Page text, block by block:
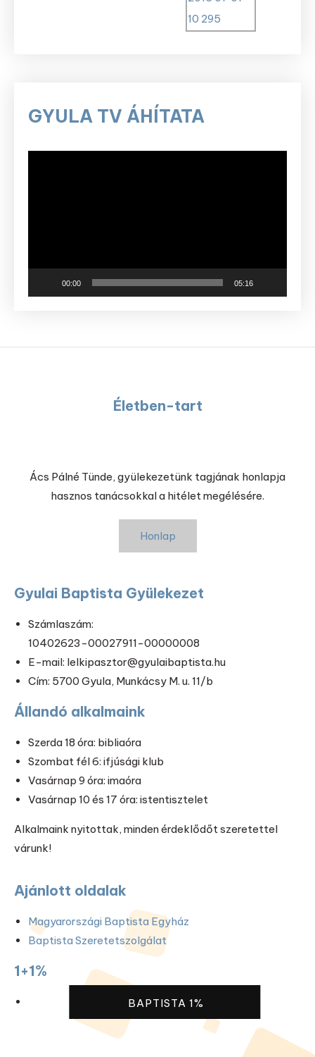
GYULA TV ÁHÍTATA
00:00 05:16
Életben-tart
Ács Pálné Tünde, gyülekezetünk tagjának honlapja
hasznos tanácsokkal a hitélet megélésére.
Honlap
Gyulai Baptista Gyülekezet
Számlaszám:
10402623-00027911-00000008
E-mail: lelkipasztor@gyulaibaptista.hu
Cím: 5700 Gyula, Munkácsy M. u. 11/b
Állandó alkalmaink
Szerda 18 óra: bibliaóra
Szombat fél 6: ifjúsági klub
Vasárnap 9 óra: imaóra
Vasárnap 10 és 17 óra: istentisztelet
Alkalmaink nyitottak, minden érdeklődőt szeretettel
várunk!
Ajánlott oldalak
Magyarországi Baptista Egyház
Baptista Szeretetszolgálat
1+1%
BAPTISTA 1%